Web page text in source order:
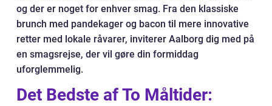
og der er noget for enhver smag. Fra den klassiske
brunch med pandekager og bacon til mere innovative
retter med lokale råvarer, inviterer Aalborg dig med på
en smagsrejse, der vil gøre din formiddag
uforglemmelig.
Det Bedste af To Måltider: